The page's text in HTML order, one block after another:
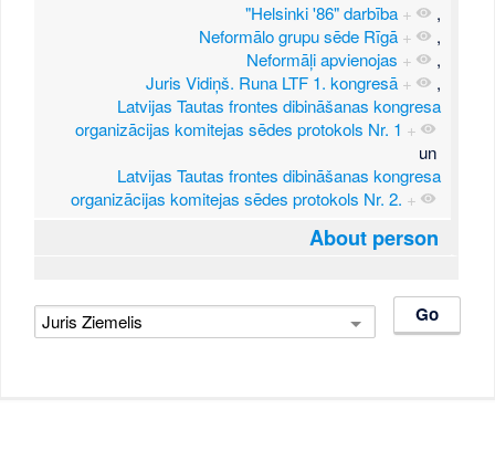
"Helsinki '86" darbība +
,
Neformālo grupu sēde Rīgā +
,
Neformāļi apvienojas +
,
Juris Vidiņš. Runa LTF 1. kongresā +
,
Latvijas Tautas frontes dibināšanas kongresa
organizācijas komitejas sēdes protokols Nr. 1 +
un
Latvijas Tautas frontes dibināšanas kongresa
organizācijas komitejas sēdes protokols Nr. 2. +
About person